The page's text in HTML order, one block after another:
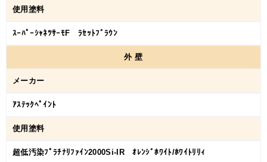
使用塗料
ｽｰﾊﾟｰｼｬﾈﾂｻｰﾓF ﾗｾｯﾄﾌﾞﾗｳﾝ
外壁
メーカー
ｱｽﾃｯｸﾍﾟｲﾝﾄ
使用塗料
超低汚染ﾌﾟﾗﾁﾅﾘﾌｧｲﾝ2000Si-IR ｵﾚﾝｼﾞﾎﾜｲﾄ/ﾎﾜｲﾄﾘﾘｨ